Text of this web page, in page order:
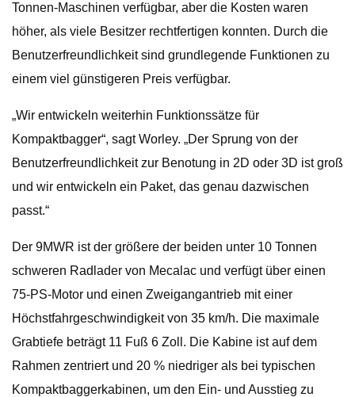
Tonnen-Maschinen verfügbar, aber die Kosten waren
höher, als viele Besitzer rechtfertigen konnten. Durch die
Benutzerfreundlichkeit sind grundlegende Funktionen zu
einem viel günstigeren Preis verfügbar.
„Wir entwickeln weiterhin Funktionssätze für
Kompaktbagger“, sagt Worley. „Der Sprung von der
Benutzerfreundlichkeit zur Benotung in 2D oder 3D ist groß
und wir entwickeln ein Paket, das genau dazwischen
passt.“
Der 9MWR ist der größere der beiden unter 10 Tonnen
schweren Radlader von Mecalac und verfügt über einen
75-PS-Motor und einen Zweigangantrieb mit einer
Höchstfahrgeschwindigkeit von 35 km/h. Die maximale
Grabtiefe beträgt 11 Fuß 6 Zoll. Die Kabine ist auf dem
Rahmen zentriert und 20 % niedriger als bei typischen
Kompaktbaggerkabinen, um den Ein- und Ausstieg zu